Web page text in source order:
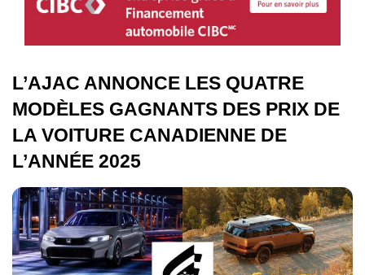
L’AJAC ANNONCE LES QUATRE
MODÈLES GAGNANTS DES PRIX DE
LA VOITURE CANADIENNE DE
L’ANNÉE 2025